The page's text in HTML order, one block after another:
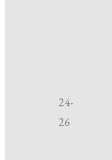
24-
26